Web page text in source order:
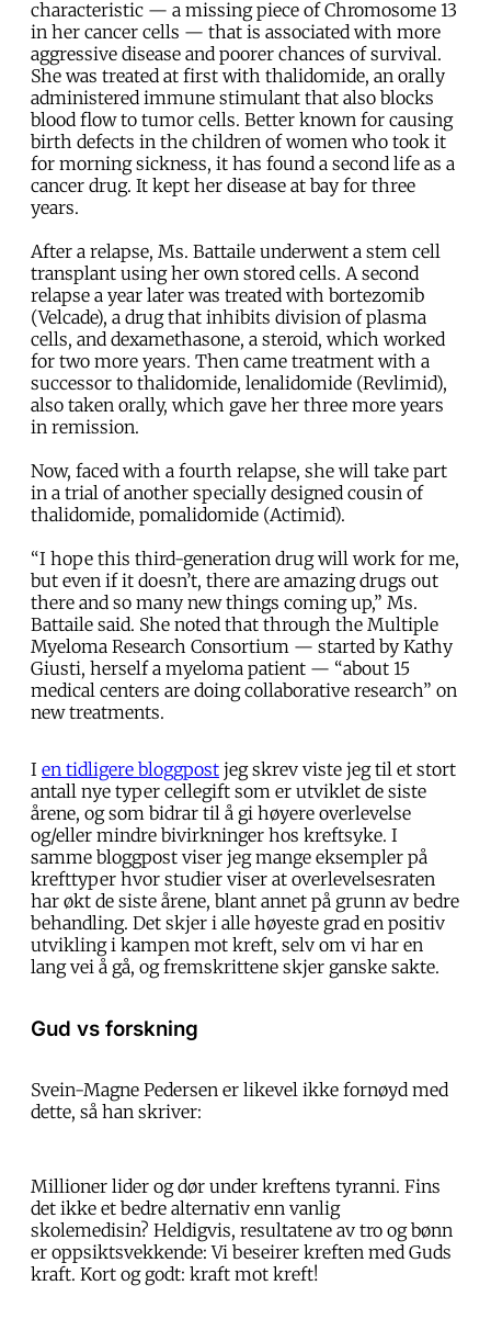
characteristic — a missing piece of Chromosome 13
in her cancer cells — that is associated with more
aggressive disease and poorer chances of survival.
She was treated at first with thalidomide, an orally
administered immune stimulant that also blocks
blood flow to tumor cells. Better known for causing
birth defects in the children of women who took it
for morning sickness, it has found a second life as a
cancer drug. It kept her disease at bay for three
years.
After a relapse, Ms. Battaile underwent a stem cell
transplant using her own stored cells. A second
relapse a year later was treated with bortezomib
(Velcade), a drug that inhibits division of plasma
cells, and dexamethasone, a steroid, which worked
for two more years. Then came treatment with a
successor to thalidomide, lenalidomide (Revlimid),
also taken orally, which gave her three more years
in remission.
Now, faced with a fourth relapse, she will take part
in a trial of another specially designed cousin of
thalidomide, pomalidomide (Actimid).
“I hope this third-generation drug will work for me,
but even if it doesn’t, there are amazing drugs out
there and so many new things coming up,” Ms.
Battaile said. She noted that through the Multiple
Myeloma Research Consortium — started by Kathy
Giusti, herself a myeloma patient — “about 15
medical centers are doing collaborative research” on
new treatments.
I en tidligere bloggpost jeg skrev viste jeg til et stort
antall nye typer cellegift som er utviklet de siste
årene, og som bidrar til å gi høyere overlevelse
og/eller mindre bivirkninger hos kreftsyke. I
samme bloggpost viser jeg mange eksempler på
krefttyper hvor studier viser at overlevelsesraten
har økt de siste årene, blant annet på grunn av bedre
behandling. Det skjer i alle høyeste grad en positiv
utvikling i kampen mot kreft, selv om vi har en
lang vei å gå, og fremskrittene skjer ganske sakte.
Gud vs forskning
Svein-Magne Pedersen er likevel ikke fornøyd med
dette, så han skriver:
Millioner lider og dør under kreftens tyranni. Fins
det ikke et bedre alternativ enn vanlig
skolemedisin? Heldigvis, resultatene av tro og bønn
er oppsiktsvekkende: Vi beseirer kreften med Guds
kraft. Kort og godt: kraft mot kreft!